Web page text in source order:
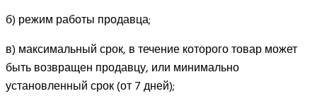
б) режим работы продавца;
в) максимальный срок, в течение которого товар может
быть возвращен продавцу, или минимально
установленный срок (от 7 дней);